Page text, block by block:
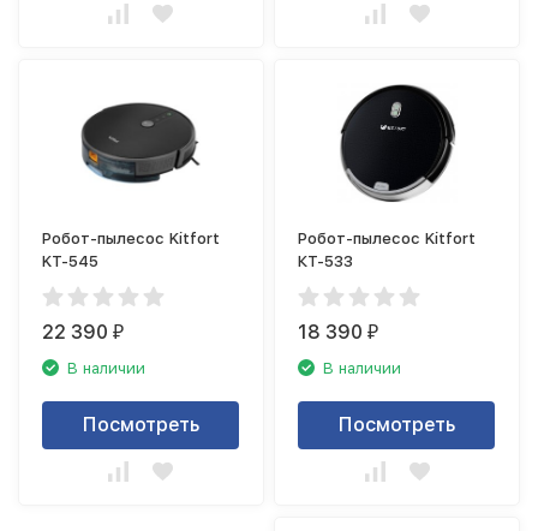
Робот-пылесос Kitfort
KT-545
22 390₽
В наличии
Посмотреть
Робот-пылесос Kitfort
КТ-533
18 390₽
В наличии
Посмотреть